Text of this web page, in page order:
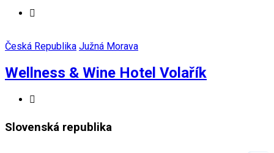
Česká Republika Južná Morava
Wellness & Wine Hotel Volařík
Slovenská republika